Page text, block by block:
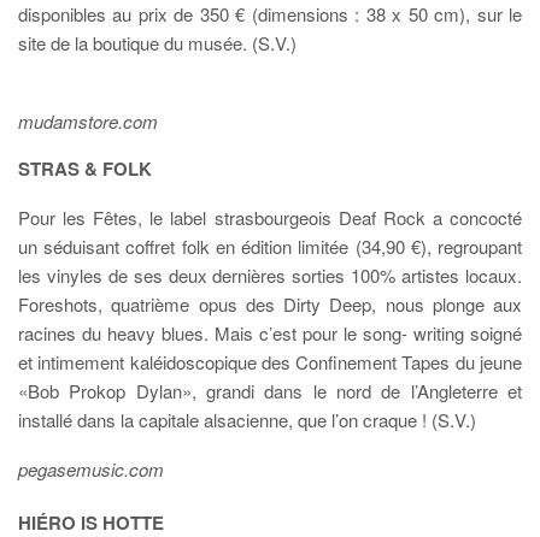
disponibles au prix de 350 € (dimensions : 38 x 50 cm), sur le
site de la boutique du musée. (S.V.)
mudamstore.com
STRAS & FOLK
Pour les Fêtes, le label strasbourgeois Deaf Rock a concocté
un séduisant coffret folk en édition limitée (34,90 €), regroupant
les vinyles de ses deux dernières sorties 100% artistes locaux.
Foreshots, quatrième opus des Dirty Deep, nous plonge aux
racines du heavy blues. Mais c’est pour le song- writing soigné
et intimement kaléidoscopique des Confinement Tapes du jeune
«Bob Prokop Dylan», grandi dans le nord de l’Angleterre et
installé dans la capitale alsacienne, que l’on craque ! (S.V.)
pegasemusic.com
HIÉRO IS HOTTE